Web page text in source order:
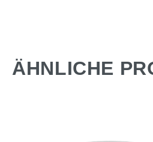
ÄHNLICHE